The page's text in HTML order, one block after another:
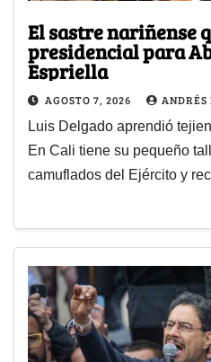
El sastre nariñense
presidencial para
Espriella
AGOSTO 7, 2026 ANDRÉS
Luis Delgado aprendió
En Cali tiene su pequeño
camuflados del Ejército y